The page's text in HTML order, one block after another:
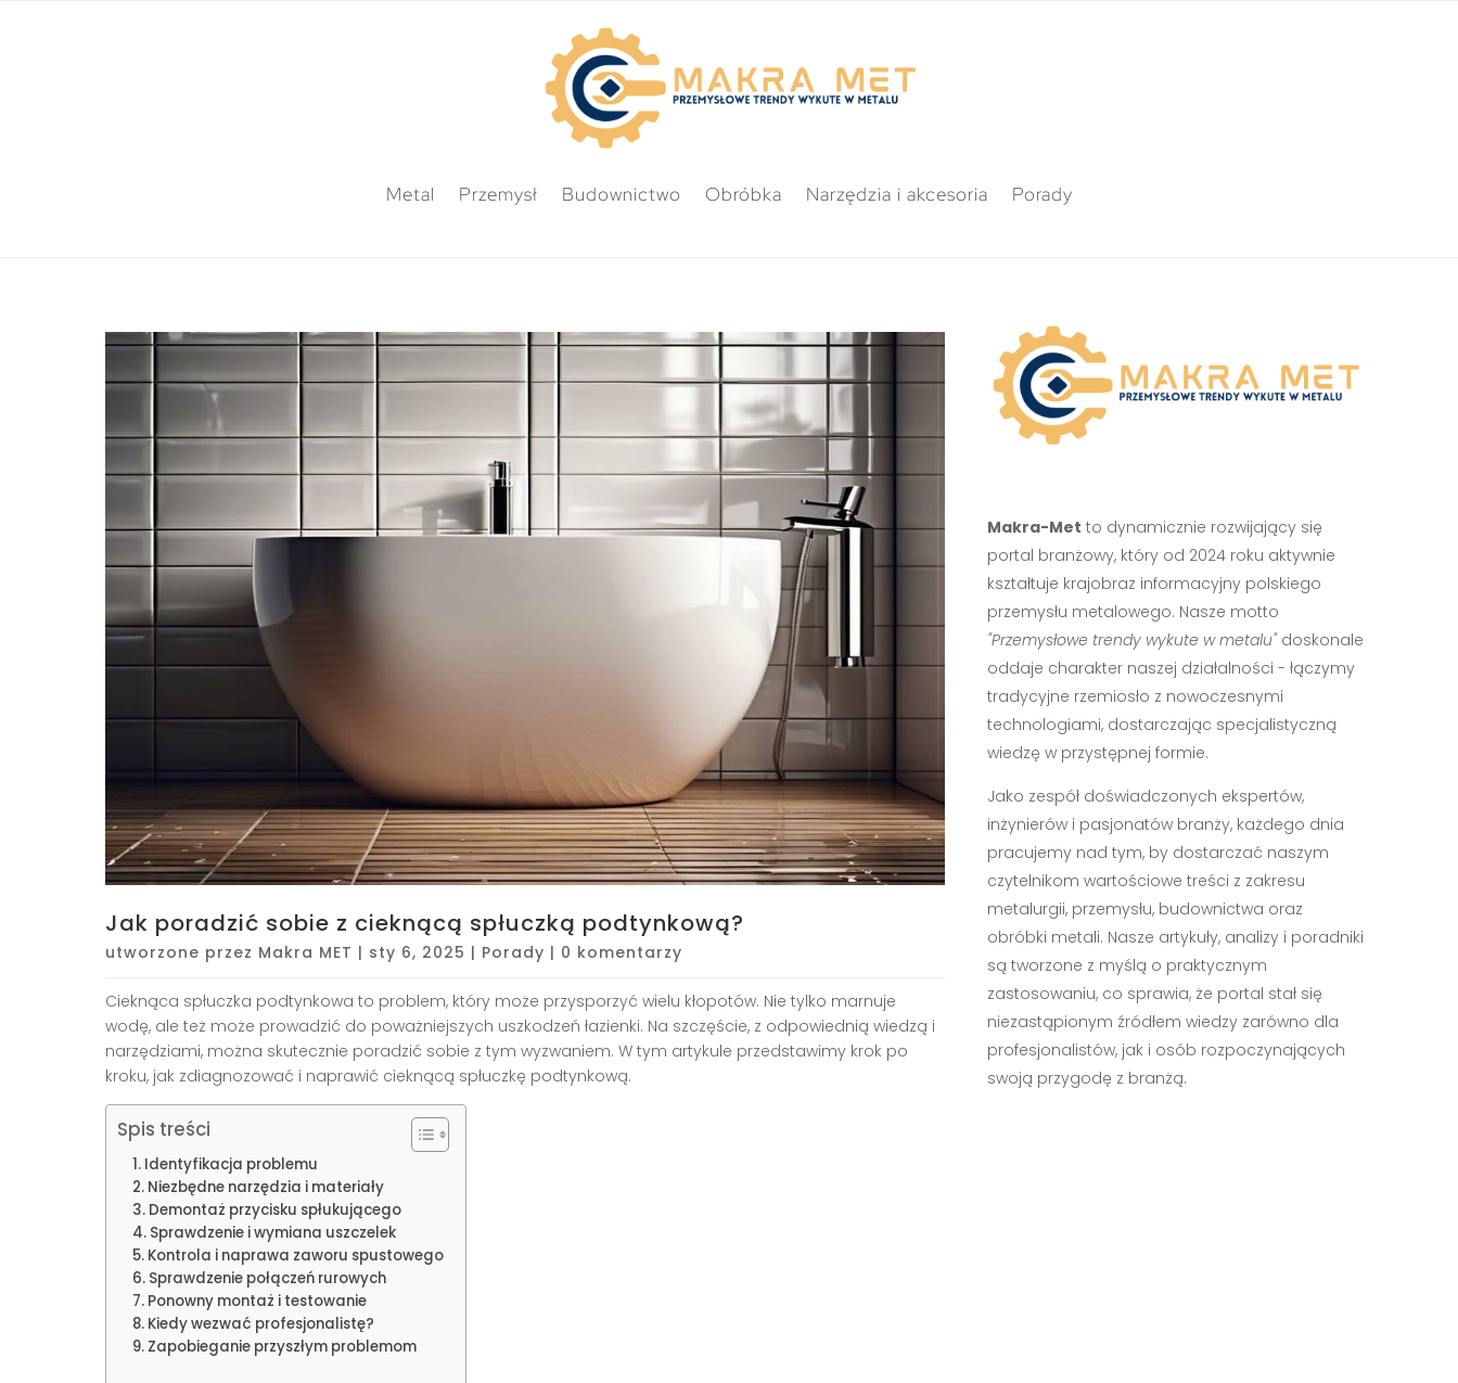
Metal Przemysł Budownictwo Obróbka Narzędzia i akcesoria Porady
Jak poradzić sobie z cieknącą spłuczką podtynkową?
utworzone przez Makra MET | sty 6, 2025 | Porady | 0 komentarzy
Cieknąca spłuczka podtynkowa to problem, który może przysporzyć wielu kłopotów. Nie tylko marnuje
wodę, ale też może prowadzić do poważniejszych uszkodzeń łazienki. Na szczęście, z odpowiednią wiedzą i
narzędziami, można skutecznie poradzić sobie z tym wyzwaniem. W tym artykule przedstawimy krok po
kroku, jak zdiagnozować i naprawić cieknącą spłuczkę podtynkową.
Spis treści
Identyfikacja problemu
Niezbędne narzędzia i materiały
Demontaż przycisku spłukującego
Sprawdzenie i wymiana uszczelek
Kontrola i naprawa zaworu spustowego
Sprawdzenie połączeń rurowych
Ponowny montaż i testowanie
Kiedy wezwać profesjonalistę?
Zapobieganie przyszłym problemom
Makra-Met to dynamicznie rozwijający się
portal branżowy, który od 2024 roku aktywnie
kształtuje krajobraz informacyjny polskiego
przemysłu metalowego. Nasze motto
"Przemysłowe trendy wykute w metalu"doskonale
oddaje charakter naszej działalności - łączymy
tradycyjne rzemiosło z nowoczesnymi
technologiami, dostarczając specjalistyczną
wiedzę w przystępnej formie.
Jako zespół doświadczonych ekspertów,
inżynierów i pasjonatów branży, każdego dnia
pracujemy nad tym, by dostarczać naszym
czytelnikom wartościowe treści z zakresu
metalurgii, przemysłu, budownictwa oraz
obróbki metali. Nasze artykuły, analizy i poradniki
są tworzone z myślą o praktycznym
zastosowaniu, co sprawia, że portal stał się
niezastąpionym źródłem wiedzy zarówno dla
profesjonalistów, jak i osób rozpoczynających
swoją przygodę z branżą.